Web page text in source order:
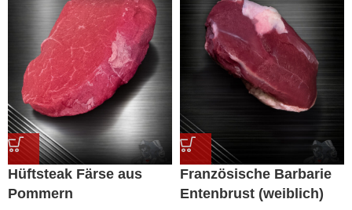
Hüftsteak Färse aus
Pommern
Französische Barbarie
Entenbrust (weiblich)